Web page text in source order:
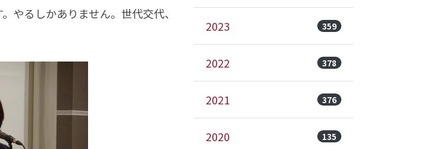
やるしかありません。世代交代、
2023 359
2022 378
2021 376
2020 135